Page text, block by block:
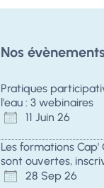
Nos
Pratiques
l'eau : 3 webinaires
11 Juin 26
Les formations Cap'
sont ouvertes,
28 Sep 26